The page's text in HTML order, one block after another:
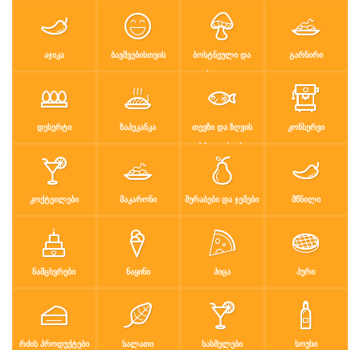
სალათი სასმელები
სუპები სუში ტკბილეული ფასტ ფუდი
ფასტ ფუდი ფუნთუშები ქათამი ქართული
ყავა ჩაი ცომეული ხორცი
ჯანსაღი კვ…
რეცეპტები
რჩევები
დაგვიკავშირდით
შესვლა / რეგისტრაცია
ᲐᲯᲘᲙᲐ ᲑᲐᲕᲨᲕᲔᲑᲘᲡᲗᲕᲘᲡ
ᲑᲝᲡᲢᲜᲔᲣᲚᲘ ᲓᲐ
ᲤᲮᲐᲚᲔᲣᲚᲘ
ᲒᲐᲠᲜᲘᲠᲘ
ᲓᲔᲡᲔᲠᲢᲘ ᲖᲐᲞᲔᲙᲐᲜᲙᲐ
ᲗᲔᲕᲖᲘ ᲓᲐ ᲖᲦᲕᲘᲡ
ᲞᲠᲝᲓᲣᲥᲢᲔᲑᲘ
ᲙᲝᲜᲡᲔᲠᲕᲘ
ᲙᲝᲥᲢᲔᲘᲚᲔᲑᲘ ᲛᲐᲙᲐᲠᲝᲜᲘ ᲛᲣᲠᲐᲑᲔᲑᲘ ᲓᲐ ᲯᲔᲛᲔᲑᲘ ᲛᲬᲜᲘᲚᲘ
ᲜᲐᲛᲪᲮᲕᲠᲔᲑᲘ ᲜᲐᲧᲘᲜᲘ ᲞᲘᲪᲐ ᲞᲣᲠᲘ
ᲠᲫᲘᲡ ᲞᲠᲝᲓᲣᲥᲢᲔᲑᲘ ᲡᲐᲚᲐᲗᲘ ᲡᲐᲡᲛᲔᲚᲔᲑᲘ ᲡᲝᲣᲡᲘ